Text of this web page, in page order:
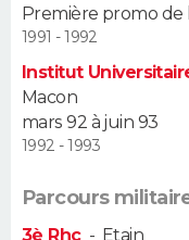
COPAINS D'AVANT
S'inscrire
Se connecter
Lycées
Collèges
Primaires
Universités
Entreprises
Service militaire
Avis de recherche
AVIS DE DÉCÈS
FORUM
Première promo de
1991 - 1992
Institut
Macon
mars 92 à juin 93
1992 - 1993
Parcours
3è Rhc- Etain